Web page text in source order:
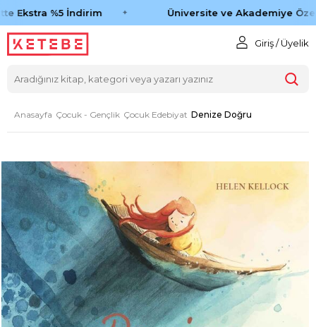
Ekstra %5 İndirim Üniversite ve Akademiye Özel
Giriş / Üyelik
Anasayfa Çocuk - Gençlik Çocuk Edebiyat Denize Doğru